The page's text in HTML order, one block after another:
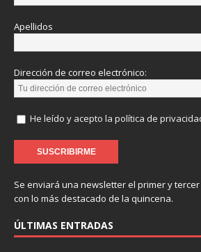
Apellidos
Dirección de correo electrónico:
He leído y acepto la política de
Se enviará una newsletter el primer y
con lo más destacado de la quincena.
ÚLTIMAS ENTRADAS